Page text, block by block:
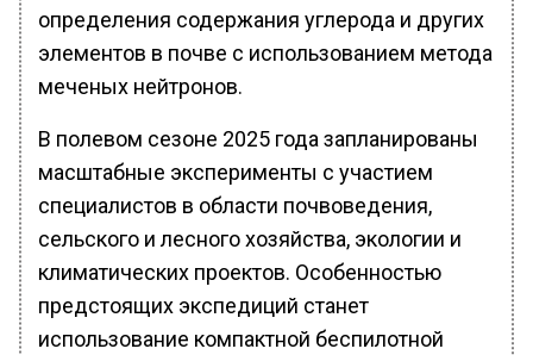
определения содержания углерода и других
элементов в почве с использованием метода
меченых нейтронов.
В полевом сезоне 2025 года запланированы
масштабные эксперименты с участием
специалистов в области почвоведения,
сельского и лесного хозяйства, экологии и
климатических проектов. Особенностью
предстоящих экспедиций станет
использование компактной беспилотной